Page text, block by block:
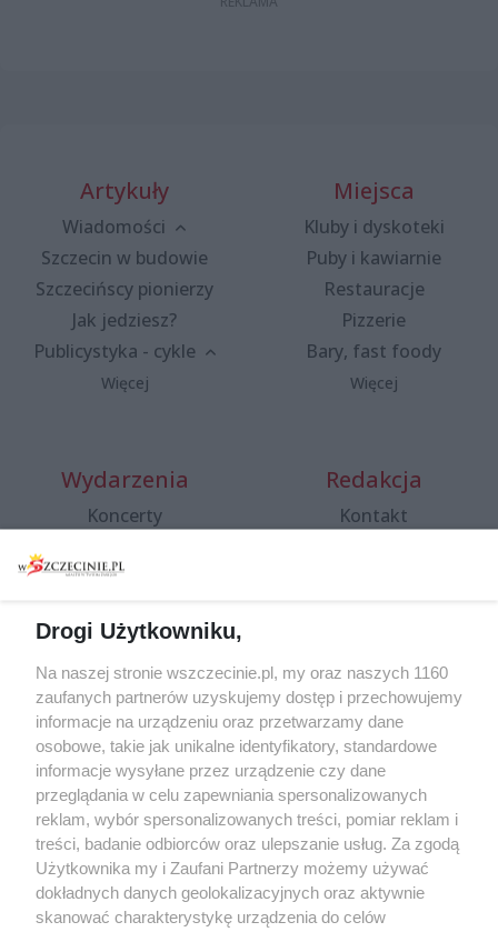
Artykuły
Wiadomości
Szczecin w budowie
Szczecińscy pionierzy
Jak jedziesz?
Publicystyka - cykle
Więcej
Miejsca
Kluby i dyskoteki
Puby i kawiarnie
Restauracje
Pizzerie
Bary, fast foody
Więcej
Wydarzenia
Koncerty
Spacery i oprowadzania
targi
Wernisaże
Więcej
Redakcja
Kontakt
Specjalny koncert z okazji
20. urodzin portalu
wSzczecinie.pl
Regulamin konkursów
śniadaniówka "Hej
Szczecin! Jest piątek!"
Partnerzy
Drogi Użytkowniku,
Na naszej stronie wszczecinie.pl, my oraz naszych 1160
zaufanych partnerów uzyskujemy dostęp i przechowujemy
informacje na urządzeniu oraz przetwarzamy dane
osobowe, takie jak unikalne identyfikatory, standardowe
informacje wysyłane przez urządzenie czy dane
przeglądania w celu zapewniania spersonalizowanych
reklam, wybór spersonalizowanych treści, pomiar reklam i
treści, badanie odbiorców oraz ulepszanie usług. Za zgodą
Użytkownika my i Zaufani Partnerzy możemy używać
dokładnych danych geolokalizacyjnych oraz aktywnie
skanować charakterystykę urządzenia do celów